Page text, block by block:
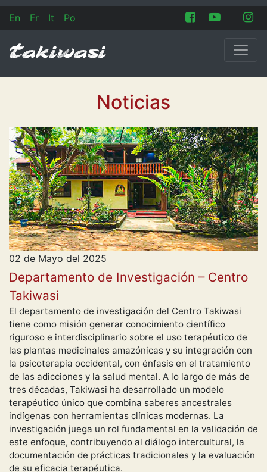
En Fr It Po
Noticias
02 de Mayo del 2025
Departamento de Investigación – Centro
Takiwasi
El departamento de investigación del Centro Takiwasi
tiene como misión generar conocimiento científico
riguroso e interdisciplinario sobre el uso terapéutico de
las plantas medicinales amazónicas y su integración con
la psicoterapia occidental, con énfasis en el tratamiento
de las adicciones y la salud mental. A lo largo de más de
tres décadas, Takiwasi ha desarrollado un modelo
terapéutico único que combina saberes ancestrales
indígenas con herramientas clínicas modernas. La
investigación juega un rol fundamental en la validación de
este enfoque, contribuyendo al diálogo intercultural, la
documentación de prácticas tradicionales y la evaluación
de su eficacia terapéutica.